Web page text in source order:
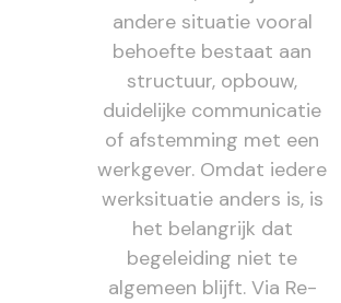
andere situatie vooral
behoefte bestaat aan
structuur, opbouw,
duidelijke communicatie
of afstemming met een
werkgever. Omdat iedere
werksituatie anders is, is
het belangrijk dat
begeleiding niet te
algemeen blijft. Via Re-